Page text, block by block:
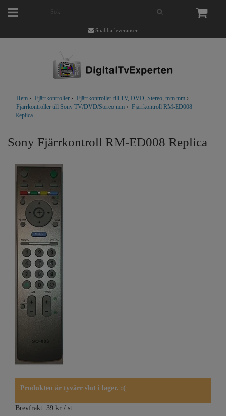
Snabba leveranser
Hem › Fjärrkontroller › Fjärrkontroller till TV, DVD, Stereo, mm mm ›
Fjärrkontroller till Sony TV/DVD/Stereo mm › Fjärrkontroll RM-ED008
Replica
Sony Fjärrkontroll RM-ED008 Replica
Produkten är tyvärr slut i lager. :(
Brevfrakt: 39 kr / st